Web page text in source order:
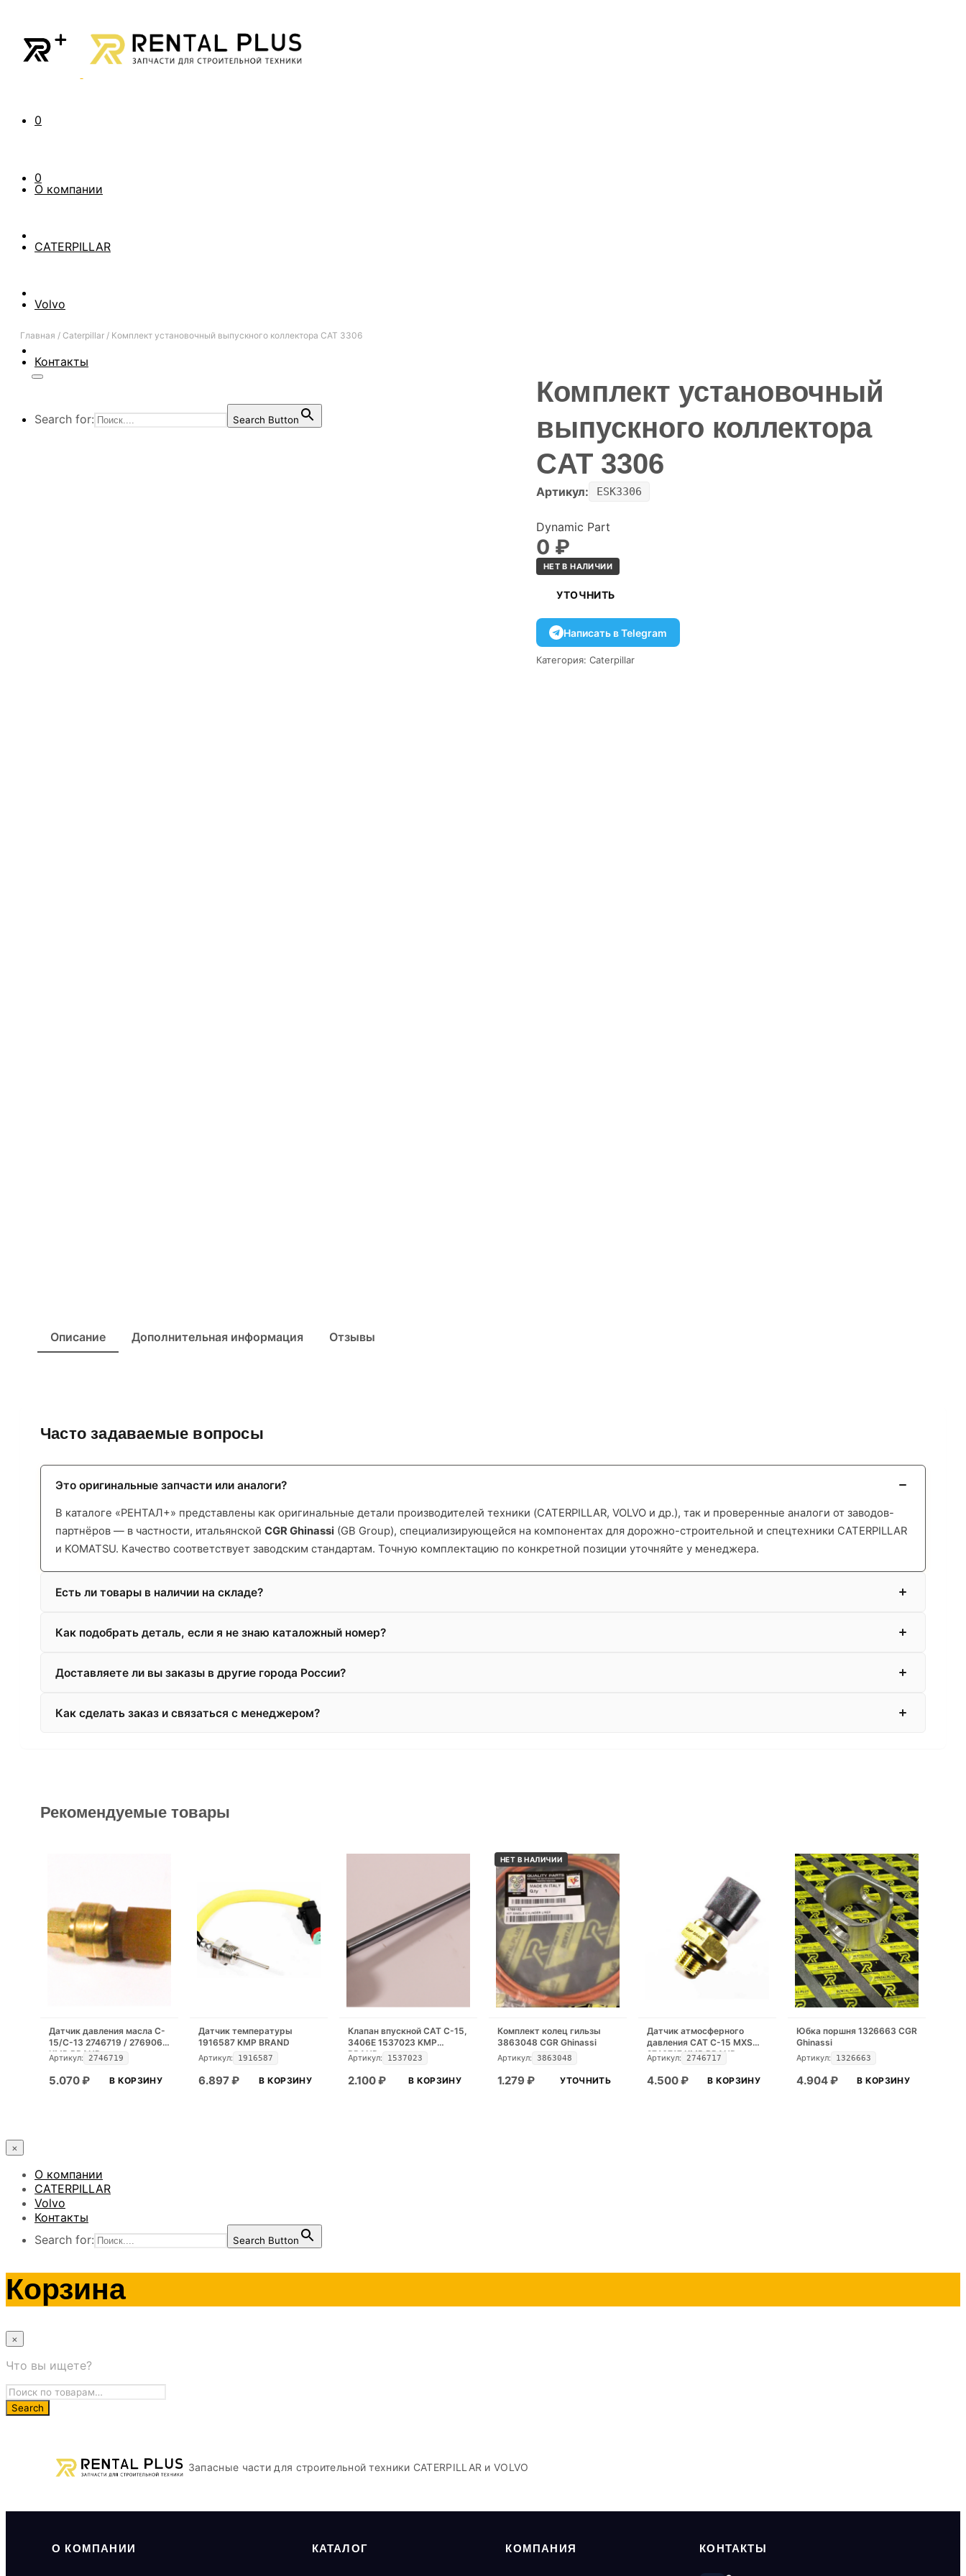
0
0
О компании
CATERPILLAR
Volvo
Контакты
Search for: Search Button
Главная / Caterpillar / Комплект установочный выпускного коллектора CAT 3306
Комплект установочный
выпускного коллектора
CAT 3306
Артикул: ESK3306
Dynamic Part
0 ₽
НЕТ В НАЛИЧИИ
УТОЧНИТЬ
Написать в Telegram
Категория: Caterpillar
Описание Дополнительная информация Отзывы
Часто задаваемые вопросы
Это оригинальные запчасти или аналоги?
В каталоге «РЕНТАЛ+» представлены как оригинальные детали производителей техники (CATERPILLAR, VOLVO и др.), так и проверенные аналоги от заводов-
партнёров — в частности, итальянской CGR Ghinassi (GB Group), специализирующейся на компонентах для дорожно-строительной и спецтехники CATERPILLAR
и KOMATSU. Качество соответствует заводским стандартам. Точную комплектацию по конкретной позиции уточняйте у менеджера.
Есть ли товары в наличии на складе?
Как подобрать деталь, если я не знаю каталожный номер?
Доставляете ли вы заказы в другие города России?
Как сделать заказ и связаться с менеджером?
Рекомендуемые товары
Датчик давления масла C-
15/C-13 2746719 / 2769067
KMP BRAND
Артикул: 2746719
5.070₽ В КОРЗИНУ
Датчик температуры
1916587 KMP BRAND
Артикул: 1916587
6.897₽ В КОРЗИНУ
Клапан впускной CAT C-15,
3406E 1537023 KMP
BRAND
Артикул: 1537023
2.100₽ В КОРЗИНУ
НЕТ В НАЛИЧИИ
Комплект колец гильзы
3863048 CGR Ghinassi
Артикул: 3863048
1.279 ₽ УТОЧНИТЬ
Датчик атмосферного
давления CAT C-15 MXS
2746717 KMP BRAND
Артикул: 2746717
4.500₽ В КОРЗИНУ
Юбка поршня 1326663 CGR
Ghinassi
Артикул: 1326663
4.904₽ В КОРЗИНУ
×
О компании
CATERPILLAR
Volvo
Контакты
Search for:
Search Button
Корзина
×
Что вы ищете?
Запасные части для строительной техники CATERPILLAR и VOLVO
О КОМПАНИИ КАТАЛОГ КОМПАНИЯ КОНТАКТЫ